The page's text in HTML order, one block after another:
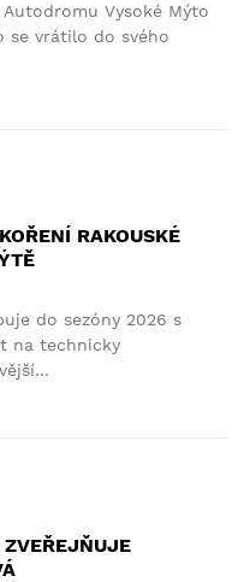
Vysoké Mýto
se vrátilo do svého
RAKOUSKÉ
do sezóny 2026 s
na technicky